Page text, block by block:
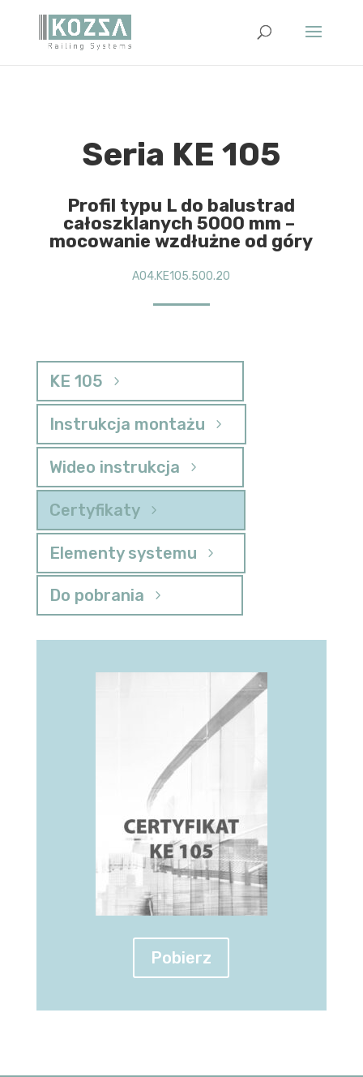
Seria KE 105
Profil typu L do balustrad
całoszklanych 5000 mm –
mocowanie wzdłużne od góry
A04.KE105.500.20
KE 105
Instrukcja montażu
Wideo instrukcja
Certyfikaty
Elementy systemu
Do pobrania
Pobierz